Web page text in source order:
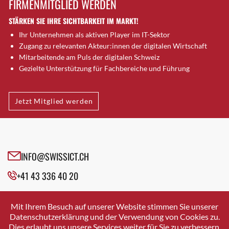
Brütten
Bubendorf
Bubikon
Buchs (SG)
Burgdorf
Bülach
Cazis
Cham
Davos Platz
Davos Platz 1
Dietikon
Dietlikon
FIRMENMITGLIED WERDEN
STÄRKEN SIE IHRE SICHTBARKEIT IM MARKT!
Ihr Unternehmen als aktiven Player im IT-Sektor
Zugang zu relevanten Akteur:innen der digitalen Wirtschaft
Mitarbeitende am Puls der digitalen Schweiz
Gezielte Unterstützung für Fachbereiche und Führung
Jetzt Mitglied werden
INFO@SWISSICT.CH
+41 43 336 40 20
SWISSICT
VULKANSTRASSE 120
8048 ZURICH
Mit Ihrem Besuch auf unserer Website stimmen Sie unserer
Datenschutzerklärung und der Verwendung von Cookies zu.
Dies erlaubt uns unsere Services weiter für Sie zu verbessern.